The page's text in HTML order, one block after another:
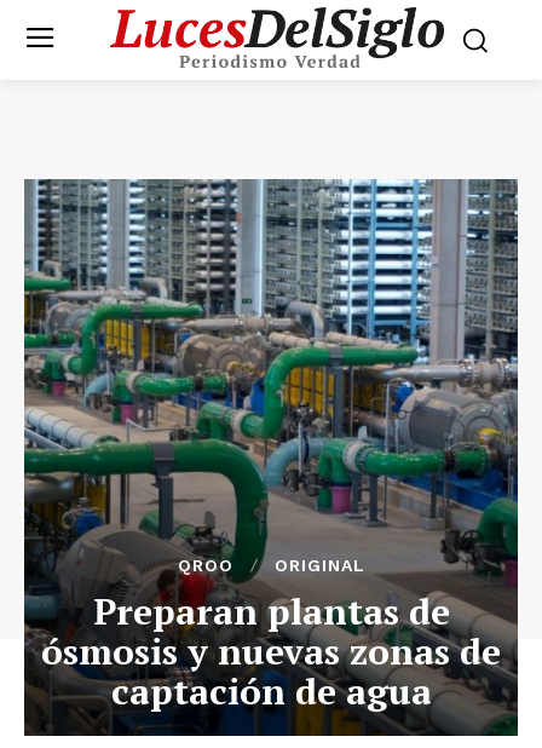
QROO ORIGINAL
Preparan plantas de
ósmosis y nuevas zonas de
captación de agua